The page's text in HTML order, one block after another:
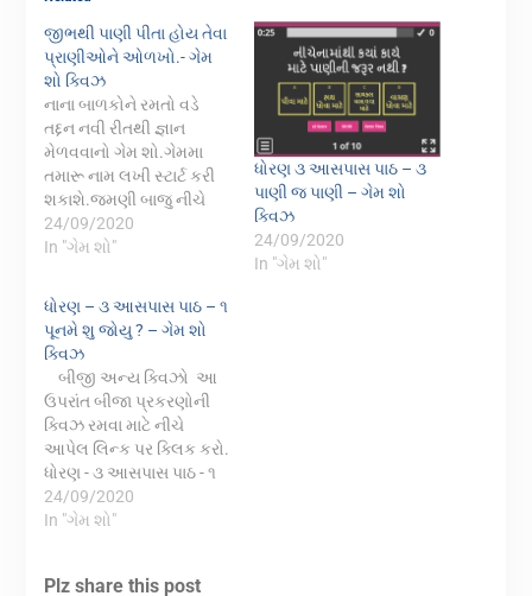
જીભથી પાણી પીતા હોય તેવા
પ્રાણીઓને ઓળખો.- ગેમ
શો ક્વિઝ
નાના બાળકોને રમતો વડે
તદ્દન નવી રીતથી જ્ઞાન
મેળવવાનો ગેમ શો.ગેમમા
તમારૂ નામ લખી સ્ટાર્ટ કરી
શકાશે.જમણી બાજુ નીચે
ફુલસ્ક્રીનના સિમ્બોલ પર
ક્લિક કરતા ફુલસ્ક્રીન કરી
જવાબો ચકાસી
શકાશે.સમગ્ર ગુજરાતમા
તમારો રેંક જાણી શકાશે.આ
ગેમ શો ને તમારા મિત્રોને શેર
કરો.
24/09/2020
In "ગેમ શો"
ધોરણ ૩ આસપાસ પાઠ – ૩
પાણી જ પાણી – ગેમ શો
ક્વિઝ
24/09/2020
In "ગેમ શો"
ધોરણ – ૩ આસપાસ પાઠ – ૧
પૂનમે શુ જોયુ ? – ગેમ શો
ક્વિઝ
બીજી અન્ય ક્વિઝો આ
ઉપરાંત બીજા પ્રકરણોની
ક્વિઝ રમવા માટે નીચે
આપેલ લિન્ક પર ક્લિક કરો.
ધોરણ - ૩ આસપાસ પાઠ - ૧
પૂનમે શુ જોયુ ? - ગેમ શો
ક્વિઝ વનસ્પતિના વિવિધ
પાઠ - ૨ વનસ્પતિના ભાગો.…
24/09/2020
In "ગેમ શો"
Plz share this post